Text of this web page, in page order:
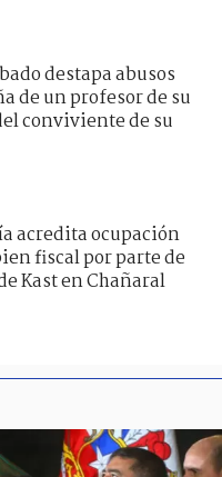
destapa abusos
de un profesor de su
conviviente de su
acredita ocupación
fiscal por parte de
Kast en Chañaral